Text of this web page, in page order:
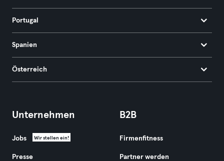
Portugal
Spanien
Österreich
Unternehmen
Jobs Wir stellen ein!
Presse
B2B
Firmenfitness
Partner werden